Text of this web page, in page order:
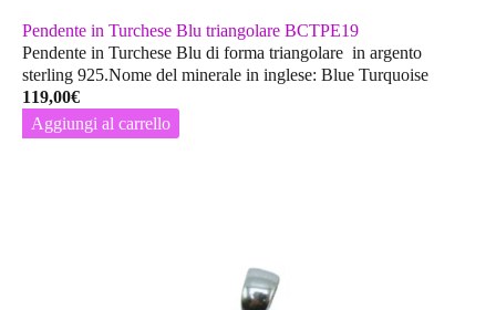
Pendente in Turchese Blu triangolare BCTPE19
Pendente in Turchese Blu di forma triangolare in argento
sterling 925.Nome del minerale in inglese: Blue Turquoise
119,00€
Aggiungi al carrello